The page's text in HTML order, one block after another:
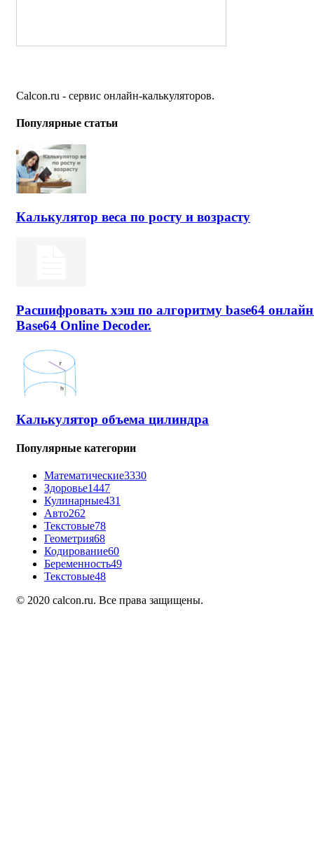
Calcon.ru - сервис онлайн-калькуляторов.
Популярные статьи
Калькулятор веса по росту и возрасту
Расшифровать хэш по алгоритму base64
Base64 Online Decoder.
Калькулятор объема цилиндра
Популярные категории
Математические3330
Здоровье1447
Кулинарные431
Авто262
Текстовые78
Геометрия68
Кодирование60
Беременность49
Текстовые48
© 2020 calcon.ru. Все права защищены.